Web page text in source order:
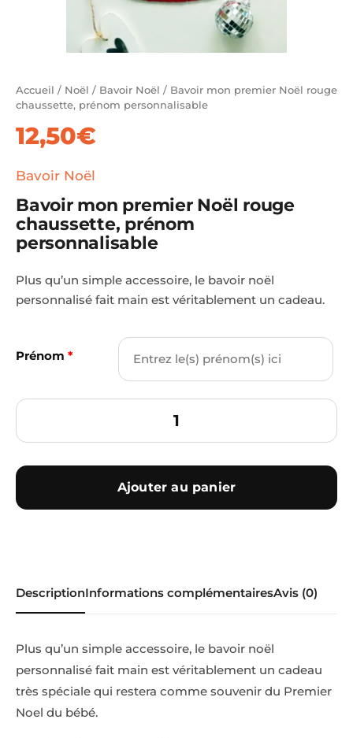
Accueil / Noël / Bavoir Noël / Bavoir mon premier Noël rouge
chaussette, prénom personnalisable
12,50€
Bavoir Noël
Bavoir mon premier Noël rouge
chaussette, prénom
personnalisable
Plus qu’un simple accessoire, le bavoir noël
personnalisé fait main est véritablement un cadeau.
Prénom *
Ajouter au panier
DescriptionInformations complémentairesAvis (0)
Plus qu’un simple accessoire, le bavoir noël
personnalisé fait main est véritablement un cadeau
très spéciale qui restera comme souvenir du Premier
Noel du bébé.